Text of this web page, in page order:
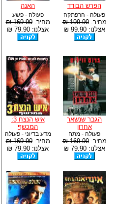
הפרש הבודד
פעולה - הרפתקה
מחיר:199.90 ₪
אצלנו: 99.90 ₪
האנה
פעולה - פשע
מחיר:169.90 ₪
אצלנו: 79.90 ₪
הגבר שנשאר
אחרון
פעולה - מתח
מחיר:169.90 ₪
אצלנו: 79.90 ₪
איש הנצח 3:
המכשף
מדע בדיוני - פעולה
מחיר:169.90 ₪
אצלנו: 79.90 ₪